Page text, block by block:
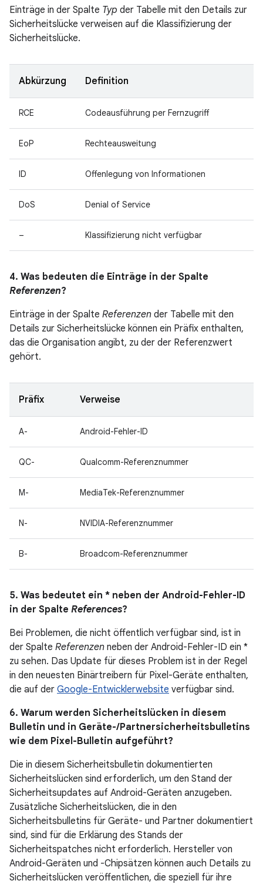
Einträge in der Spalte Typ der Tabelle mit den Details zur
Sicherheitslücke verweisen auf die Klassifizierung der
Sicherheitslücke.
Abkürzung Definition
RCE Codeausführung per Fernzugriff
EoP Rechteausweitung
ID Offenlegung von Informationen
DoS Denial of Service
– Klassifizierung nicht verfügbar
4. Was bedeuten die Einträge in der Spalte
Referenzen?
Einträge in der Spalte Referenzen der Tabelle mit den
Details zur Sicherheitslücke können ein Präfix enthalten,
das die Organisation angibt, zu der der Referenzwert
gehört.
Präfix Verweise
A- Android-Fehler-ID
QC- Qualcomm-Referenznummer
M- MediaTek-Referenznummer
N- NVIDIA-Referenznummer
B- Broadcom-Referenznummer
5. Was bedeutet ein * neben der Android-Fehler-ID
in der Spalte References?
Bei Problemen, die nicht öffentlich verfügbar sind, ist in
der Spalte Referenzen neben der Android-Fehler-ID ein *
zu sehen. Das Update für dieses Problem ist in der Regel
in den neuesten Binärtreibern für Pixel-Geräte enthalten,
die auf der Google-Entwicklerwebsite verfügbar sind.
6. Warum werden Sicherheitslücken in diesem
Bulletin und in Geräte-/Partnersicherheitsbulletins
wie dem Pixel-Bulletin aufgeführt?
Die in diesem Sicherheitsbulletin dokumentierten
Sicherheitslücken sind erforderlich, um den Stand der
Sicherheitsupdates auf Android-Geräten anzugeben.
Zusätzliche Sicherheitslücken, die in den
Sicherheitsbulletins für Geräte- und Partner dokumentiert
sind, sind für die Erklärung des Stands der
Sicherheitspatches nicht erforderlich. Hersteller von
Android-Geräten und -Chipsätzen können auch Details zu
Sicherheitslücken veröffentlichen, die speziell für ihre